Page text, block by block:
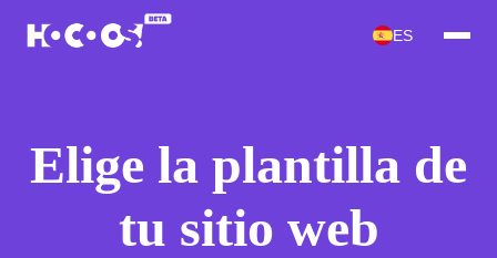
ES
Elige la plantilla de
tu sitio web